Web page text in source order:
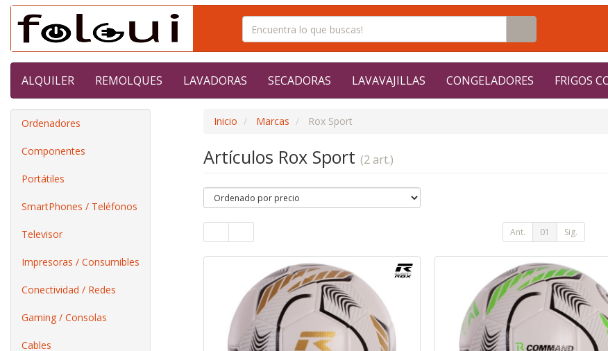
ALQUILER REMOLQUES LAVADORAS SECADORAS LAVAVAJILLAS CONGELADORES FRIGOS
Ordenadores
Componentes
Portátiles
SmartPhones / Teléfonos
Televisor
Impresoras / Consumibles
Conectividad / Redes
Gaming / Consolas
Cables
Inicio Marcas Rox Sport
Artículos Rox Sport (2 art.)
Ant. 01 Sig.